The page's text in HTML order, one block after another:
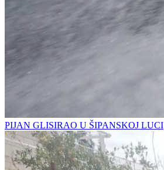
PIJAN GLISIRAO U ŠIPANSKOJ LUCI